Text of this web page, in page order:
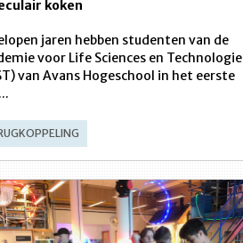
koken
jaren hebben studenten van de
voor Life Sciences en Technologie
van Avans Hogeschool in het eerste